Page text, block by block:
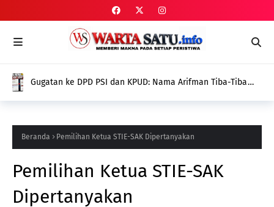
Kades Pondok Agung Sambut Baik Pengukuhan Penggerak
Beranda Pemilihan Ketua STIE-SAK Dipertanyakan
Pemilihan Ketua STIE-SAK
Dipertanyakan